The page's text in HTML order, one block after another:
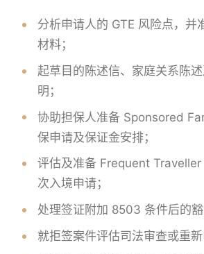
分析申请人的 GTE 风险点，并
材料；
起草目的陈述信、家庭关系陈
明；
协助担保人准备 Sponsored
保申请及保证金安排；
评估及准备 Frequent Traveller
次入境申请；
处理签证附加 8503 条件后的豁
就拒签案件评估司法审查或重新